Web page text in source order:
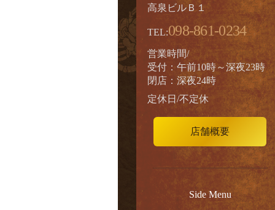
高泉ビルＢ１
TEL:098-861-0234
営業時間/
受付：午前10時～深夜23時
閉店：深夜24時
定休日/不定休
店舗概要
Side Menu